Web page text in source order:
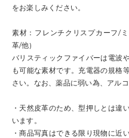
をお楽しみください。
素材：フレンチクリスプカーフ/
革/他)
バリスティックファイバーは電波
も可能な素材です。充電器の規格
さい。なお、薬品に弱い為、アル
・天然皮革のため、型押しとは違
います。
・商品写真はできる限り現物に近